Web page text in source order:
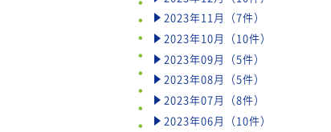
2023年11月（7件）
2023年10月（10件）
2023年09月（5件）
2023年08月（5件）
2023年07月（8件）
2023年06月（10件）